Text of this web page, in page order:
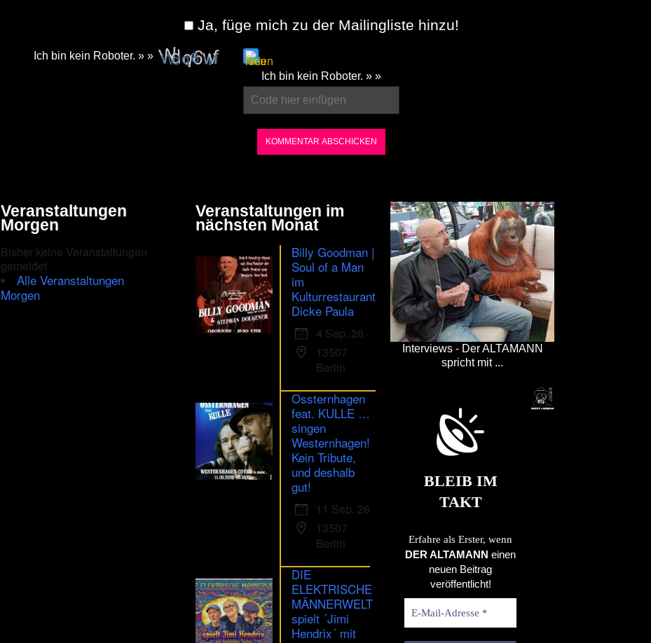
Ja, füge mich zu der Mailingliste hinzu!
Ich bin kein Roboter. » »
CAPTCHA
ensure
that
Ich bin kein Roboter. » »
Veranstaltungen
Morgen
Bisher keine Veranstaltungen
gemeldet
Alle Veranstaltungen
Morgen
Veranstaltungen im
nächsten Monat
Billy Goodman |
Soul of a Man
im
Kulturrestaurant
Dicke Paula
4 Sep. 26
13507
Berlin
Ossternhagen
feat. KULLE …
singen
Westernhagen!
Kein Tribute,
und deshalb
gut!
11 Sep. 26
13507
Berlin
DIE
ELEKTRISCHE
MÄNNERWELT
spielt ´Jimi
Hendrix´ mit
Interviews - Der ALTAMANN
spricht mit ...
BLEIB IM
TAKT
Erfahre als Erster, wenn
DER ALTAMANN einen
neuen Beitrag
veröffentlicht!